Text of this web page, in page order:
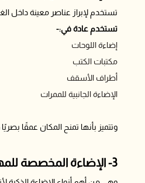
تستخدم لإبراز عناصر معينة داخل
تستخدم عادة في:-
إضاءة اللوحات
مكتبات الكتب
أطراف الأسقف
الإضاءة الجانبية للممرات
وتتميز بأنها تمنح المكان عمقًا
3- الإضاءة المخصصة للمهام (Task Smart Lighting)